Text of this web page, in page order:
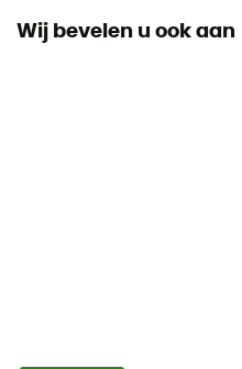
Wij bevelen u ook aan